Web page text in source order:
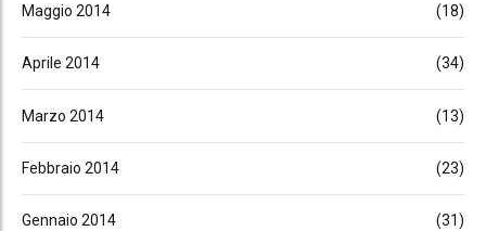
Maggio 2014 (18)
Aprile 2014 (34)
Marzo 2014 (13)
Febbraio 2014 (23)
Gennaio 2014 (31)